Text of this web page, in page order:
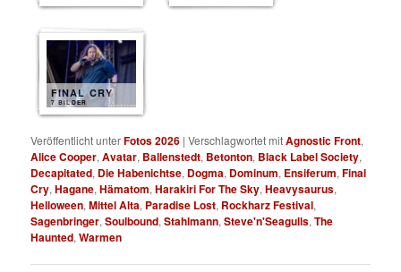
FINAL CRY
7 BILDER
Veröffentlicht unterFotos 2026 |Verschlagwortet mitAgnostic Front,
Alice Cooper,Avatar, Ballenstedt, Betonton, Black Label Society,
Decapitated, Die Habenichtse, Dogma, Dominum, Ensiferum,Final
Cry,Hagane,Hämatom,Harakiri For The Sky,Heavysaurus,
Helloween,Mittel Alta, Paradise Lost, Rockharz Festival,
Sagenbringer,Soulbound,Stahlmann,Steve'n'Seagulls,The
Haunted,Warmen